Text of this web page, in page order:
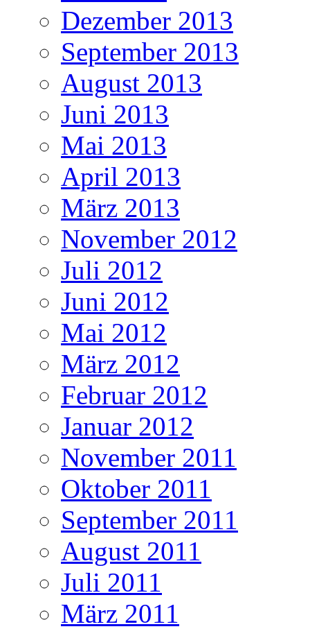
Dezember 2013
September 2013
August 2013
Juni 2013
Mai 2013
April 2013
März 2013
November 2012
Juli 2012
Juni 2012
Mai 2012
März 2012
Februar 2012
Januar 2012
November 2011
Oktober 2011
September 2011
August 2011
Juli 2011
März 2011